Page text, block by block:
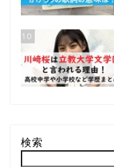
10
検索